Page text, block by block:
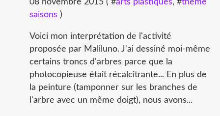
08 novembre 2015 ( #arts plastiques, #thème
saisons )
Voici mon interprétation de l'activité
proposée par Maliluno. J'ai dessiné moi-même
certains troncs d'arbres parce que la
photocopieuse était récalcitrante... En plus de
la peinture (tamponner sur les branches de
l'arbre avec un même doigt), nous avons...